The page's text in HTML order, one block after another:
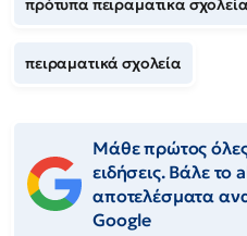
πρότυπα πειραματικα σχολεία
πειραματικά σχολεία
Μάθε πρώτος όλες
ειδήσεις. Βάλε
αποτελέσματα
Google